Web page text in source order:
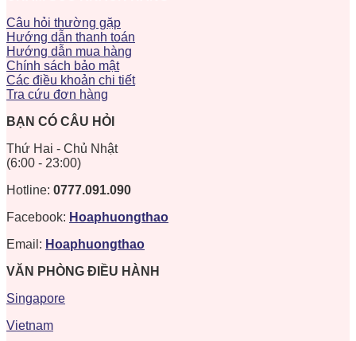
Câu hỏi thường gặp
Hướng dẫn thanh toán
Hướng dẫn mua hàng
Chính sách bảo mật
Các điều khoản chi tiết
Tra cứu đơn hàng
BẠN CÓ CÂU HỎI
Thứ Hai - Chủ Nhật
(6:00 - 23:00)
Hotline: 0777.091.090
Facebook: Hoaphuongthao
Email: Hoaphuongthao
VĂN PHÒNG ĐIỀU HÀNH
Singapore
Vietnam